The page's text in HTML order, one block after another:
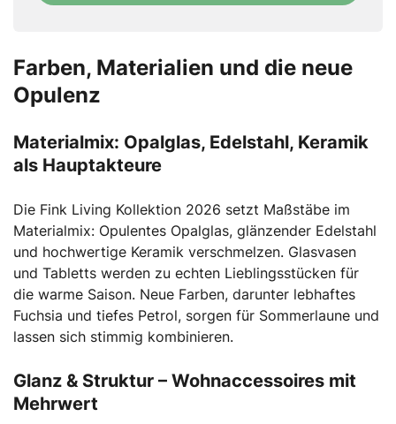
Farben, Materialien und die neue
Opulenz
Materialmix: Opalglas, Edelstahl, Keramik
als Hauptakteure
Die Fink Living Kollektion 2026 setzt Maßstäbe im
Materialmix: Opulentes Opalglas, glänzender Edelstahl
und hochwertige Keramik verschmelzen. Glasvasen
und Tabletts werden zu echten Lieblingsstücken für
die warme Saison. Neue Farben, darunter lebhaftes
Fuchsia und tiefes Petrol, sorgen für Sommerlaune und
lassen sich stimmig kombinieren.
Glanz & Struktur – Wohnaccessoires mit
Mehrwert